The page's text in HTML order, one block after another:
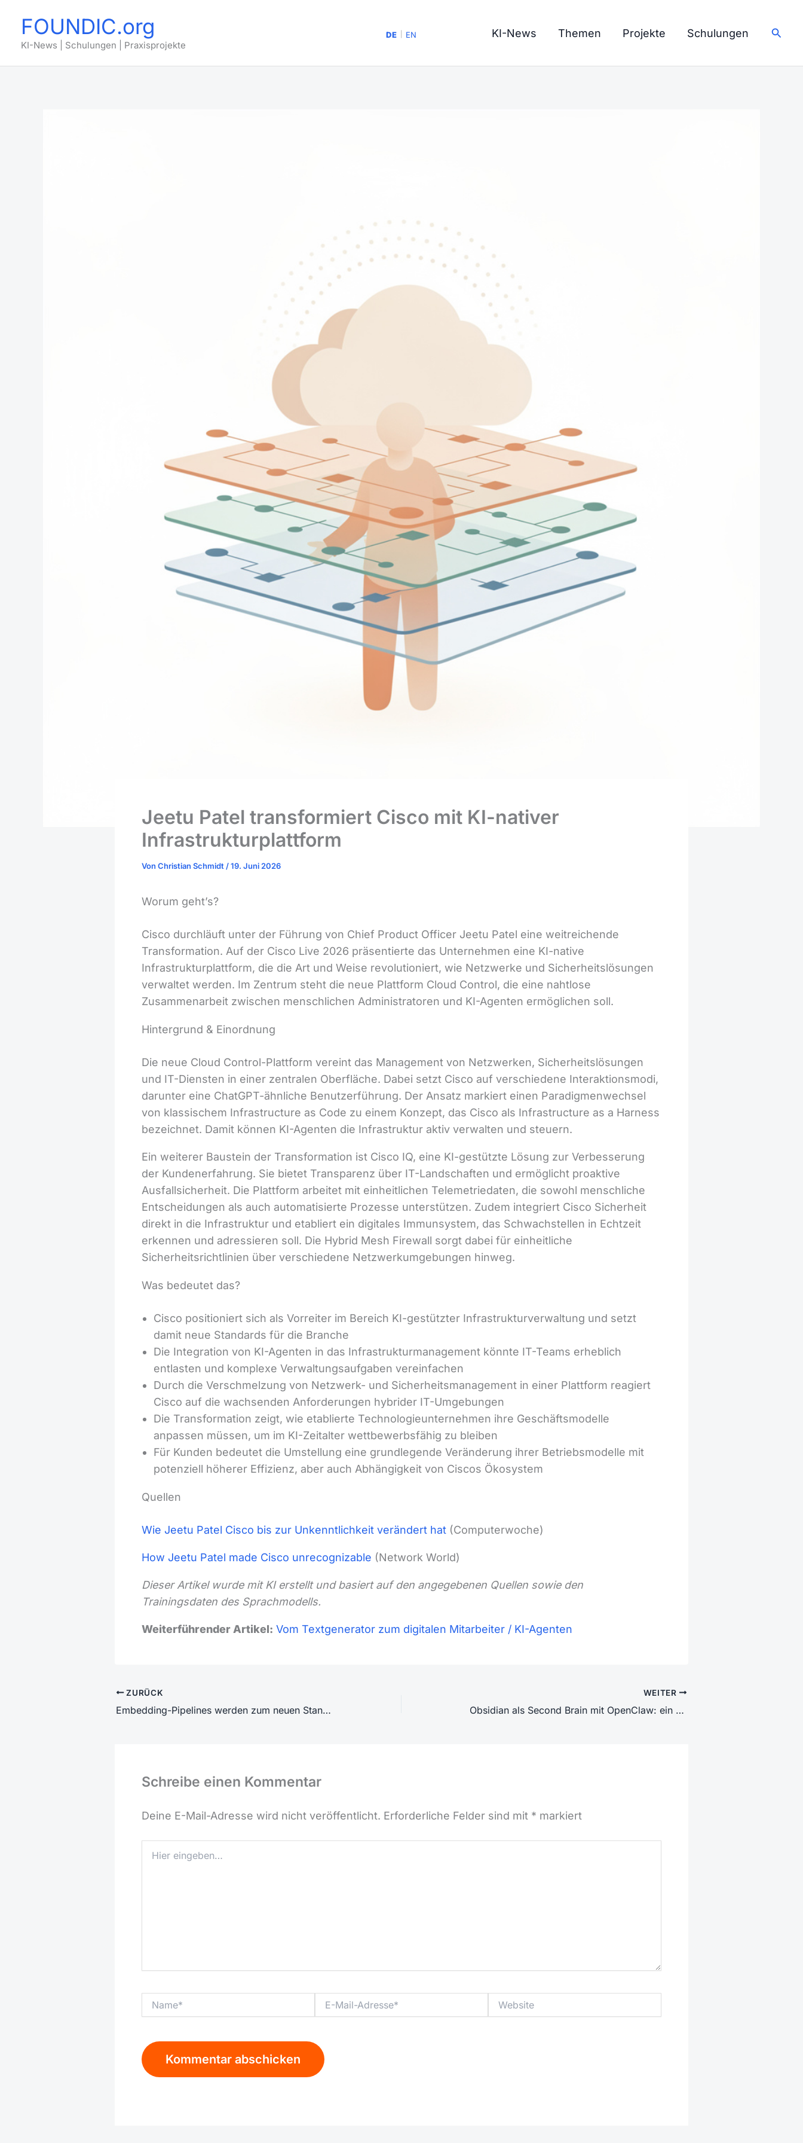
Inhalt
springen
FOUNDIC.org
KI-News | Schulungen | Praxisprojekte
KI-News Themen Projekte Schulungen
Jeetu Patel transformiert Cisco mit KI-nativer
Infrastrukturplattform
Von Christian Schmidt /19. Juni 2026
Worum geht’s?
Cisco durchläuft unter der Führung von Chief Product Officer Jeetu Patel eine weitreichende
Transformation. Auf der Cisco Live 2026 präsentierte das Unternehmen eine KI-native
Infrastrukturplattform, die die Art und Weise revolutioniert, wie Netzwerke und Sicherheitslösungen
verwaltet werden. Im Zentrum steht die neue Plattform Cloud Control, die eine nahtlose
Zusammenarbeit zwischen menschlichen Administratoren und KI-Agenten ermöglichen soll.
Hintergrund & Einordnung
Die neue Cloud Control-Plattform vereint das Management von Netzwerken, Sicherheitslösungen
und IT-Diensten in einer zentralen Oberfläche. Dabei setzt Cisco auf verschiedene Interaktionsmodi,
darunter eine ChatGPT-ähnliche Benutzerführung. Der Ansatz markiert einen Paradigmenwechsel
von klassischem Infrastructure as Code zu einem Konzept, das Cisco als Infrastructure as a Harness
bezeichnet. Damit können KI-Agenten die Infrastruktur aktiv verwalten und steuern.
Ein weiterer Baustein der Transformation ist Cisco IQ, eine KI-gestützte Lösung zur Verbesserung
der Kundenerfahrung. Sie bietet Transparenz über IT-Landschaften und ermöglicht proaktive
Ausfallsicherheit. Die Plattform arbeitet mit einheitlichen Telemetriedaten, die sowohl menschliche
Entscheidungen als auch automatisierte Prozesse unterstützen. Zudem integriert Cisco Sicherheit
direkt in die Infrastruktur und etabliert ein digitales Immunsystem, das Schwachstellen in Echtzeit
erkennen und adressieren soll. Die Hybrid Mesh Firewall sorgt dabei für einheitliche
Sicherheitsrichtlinien über verschiedene Netzwerkumgebungen hinweg.
Was bedeutet das?
Cisco positioniert sich als Vorreiter im Bereich KI-gestützter Infrastrukturverwaltung und setzt
damit neue Standards für die Branche
Die Integration von KI-Agenten in das Infrastrukturmanagement könnte IT-Teams erheblich
entlasten und komplexe Verwaltungsaufgaben vereinfachen
Durch die Verschmelzung von Netzwerk- und Sicherheitsmanagement in einer Plattform reagiert
Cisco auf die wachsenden Anforderungen hybrider IT-Umgebungen
Die Transformation zeigt, wie etablierte Technologieunternehmen ihre Geschäftsmodelle
anpassen müssen, um im KI-Zeitalter wettbewerbsfähig zu bleiben
Für Kunden bedeutet die Umstellung eine grundlegende Veränderung ihrer Betriebsmodelle mit
potenziell höherer Effizienz, aber auch Abhängigkeit von Ciscos Ökosystem
Quellen
Wie Jeetu Patel Cisco bis zur Unkenntlichkeit verändert hat (Computerwoche)
How Jeetu Patel made Cisco unrecognizable (Network World)
Dieser Artikel wurde mit KI erstellt und basiert auf den angegebenen Quellen sowie den
Trainingsdaten des Sprachmodells.
Weiterführender Artikel: Vom Textgenerator zum digitalen Mitarbeiter / KI-Agenten
ZURÜCK
Embedding-Pipelines werden zum neuen Standard im Datenengineering
WEITER
Obsidian als Second Brain mit OpenClaw: ein KI-Agent mit Schreibrecht und Sicherheitsnetz
Schreibe einen Kommentar
Deine E-Mail-Adresse wird nicht veröffentlicht. Erforderliche Felder sind mit * markiert
eingeben…
Mail-